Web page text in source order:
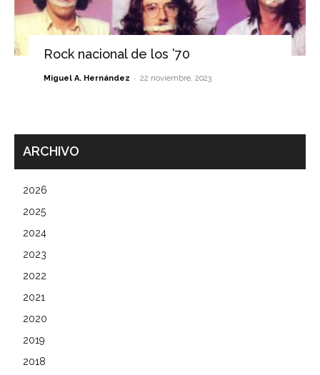
Rock nacional de los ’70
Miguel A. Hernández - 22 noviembre, 2023
ARCHIVO
2026
2025
2024
2023
2022
2021
2020
2019
2018